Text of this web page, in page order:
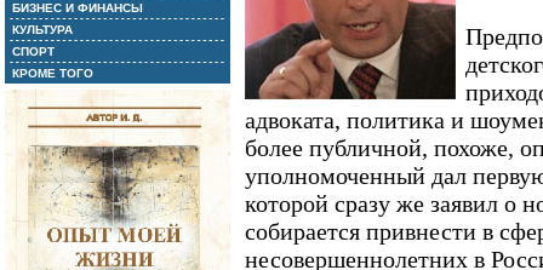
БИЗНЕС И ФИНАНСЫ
КУЛЬТУРА
СПОРТ
КРОМЕ ТОГО
адвоката, политика и
более публичной, похоже,
уполномоченный дал
которой сразу же заявил о
собирается привнести в
несовершеннолетних в